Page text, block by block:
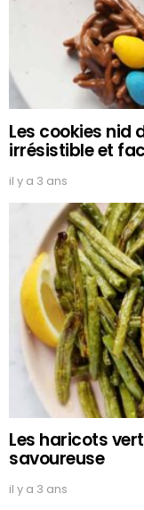
Les cookies nid
irrésistible et
il y a 3 ans
Les haricots
savoureuse
il y a 3 ans